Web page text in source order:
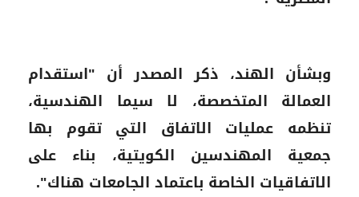
وبشأن الهند، ذكر المصدر أن "استقدام
العمالة المتخصصة، لا سيما الهندسية،
تنظمه عمليات الاتفاق التي تقوم بها
جمعية المهندسين الكويتية، بناء على
الاتفاقيات الخاصة باعتماد الجامعات هناك".